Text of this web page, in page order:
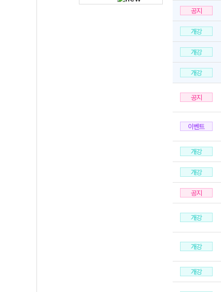
공지
개강
개강
개강
공지
이벤트
개강
개강
공지
개강
개강
개강